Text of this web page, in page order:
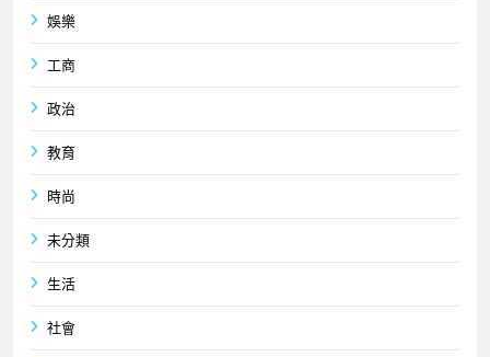
娛樂
工商
政治
教育
時尚
未分類
生活
社會